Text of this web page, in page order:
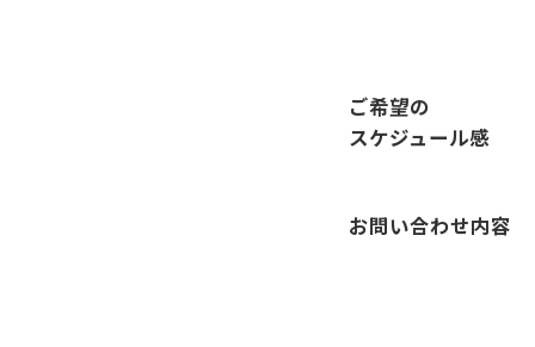
ご希望の
スケジュール感
お問い合わせ内容